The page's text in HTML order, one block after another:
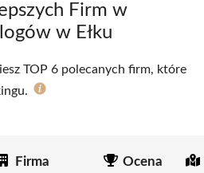
Firm w
w Ełku
TOP 6 polecanych firm, które
Firma Ocena